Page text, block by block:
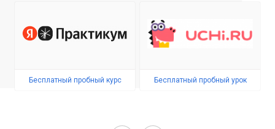
Бесплатный пробный курс Бесплатный пробный урок